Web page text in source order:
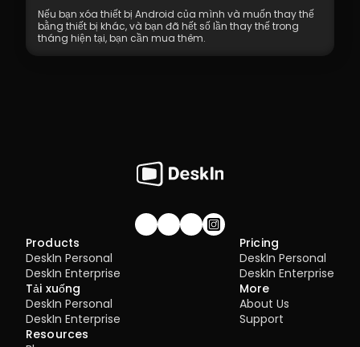
Nếu bạn xóa thiết bị Android của mình và muốn thay thế
bằng thiết bị khác, và bạn đã hết số lần thay thế trong
tháng hiện tại, bạn cần mua thêm.
Join our community!
Products
DeskIn Personal
DeskIn Enterprise
Tải xuống
DeskIn Personal
DeskIn Enterprise
Pricing
DeskIn Personal
DeskIn Enterprise
More
About Us
Support
Resources